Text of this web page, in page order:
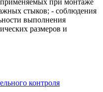
при монтаже
стыков; - соблюдения
выполнения
размеров и
контроля